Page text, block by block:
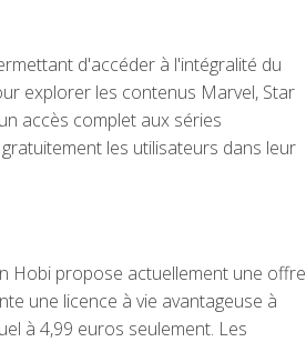
d'accéder à l'intégralité du
explorer les contenus Marvel, Star
accès complet aux séries
les utilisateurs dans leur
Hobi propose actuellement une offre
une licence à vie avantageuse à
à 4,99 euros seulement. Les